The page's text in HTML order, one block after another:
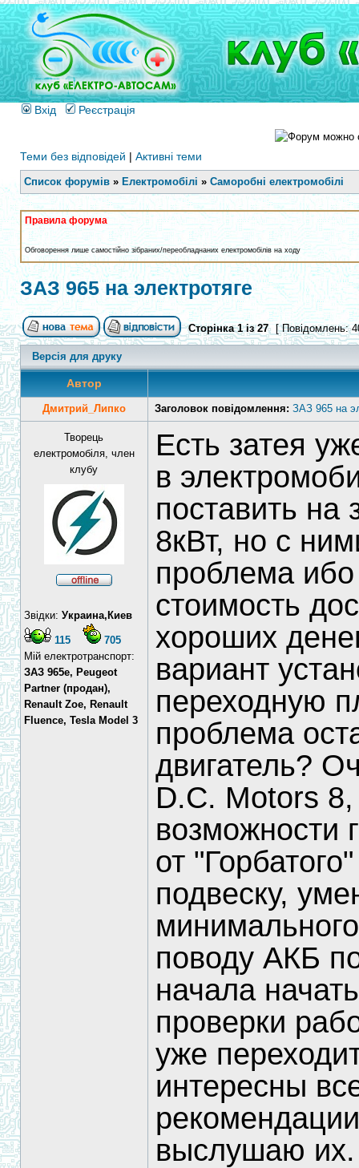
Вхід Реєстрація
Теми без відповідей | Активні теми
Список форумів » Електромобілі » Саморобні електромобілі
Правила форума
Обговорення лише самостійно зібраних/переобладнаних електромобілів на ходу
ЗАЗ 965 на электротяге
Сторінка1із27 [ Повідомлень:
Версія для друку
Автор
Дмитрий_Липко Заголовок повідомлення: ЗАЗ 965 на
Творець
електромобіля, член
клубу
Звідки: Украина,Киев
115
705
Мій електротранспорт:
ЗАЗ 965e, Peugeot
Partner (продан),
Renault Zoe, Renault
Fluence, Tesla Model 3
Есть затея
в
поставить на
8кВт, но с
проблема
стоимость
хороших
вариант
переходную
проблема
двигатель?
D.C. Motors
возможности
от
подвеску,
поводу АКБ
начала
проверки
уже
интересны
выслушаю их.